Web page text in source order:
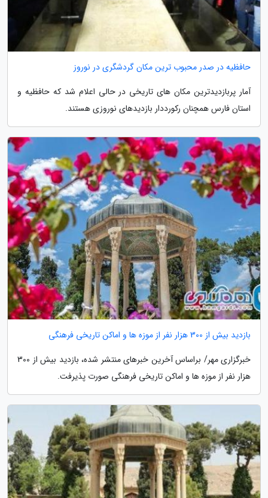
حافظیه در صدر محبوب ترین مکان گردشگری در نوروز
آمار پربازدیدترین مکان های تاریخی در حالی اعلام شد که حافظیه و
استان فارس همچنان رکورددار بازدیدهای نوروزی هستند.
بازدید بیش از 300 هزار نفر از موزه ها و اماکن تاریخی فرهنگی
خبرگزاری مهر/ براساس آخرین خبرهای منتشر شده، بازدید بیش از 300
هزار نفر از موزه ها و اماکن تاریخی فرهنگی صورت پذیرفت.